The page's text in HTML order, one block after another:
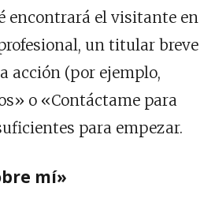
encontrará el visitante en
un titular breve
acción (por ejemplo,
o «Contáctame para
para empezar.
mí»